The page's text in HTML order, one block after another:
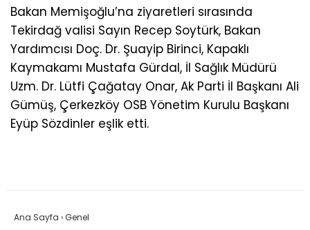
Bakan Memişoğlu’na ziyaretleri sırasında
Tekirdağ valisi Sayın Recep Soytürk, Bakan
Yardımcısı Doç. Dr. Şuayip Birinci, Kapaklı
Kaymakamı Mustafa Gürdal, İl Sağlık Müdürü
Uzm. Dr. Lütfi Çağatay Onar, Ak Parti İl Başkanı Ali
Gümüş, Çerkezköy OSB Yönetim Kurulu Başkanı
Eyüp Sözdinler eşlik etti.
Ana Sayfa ›Genel